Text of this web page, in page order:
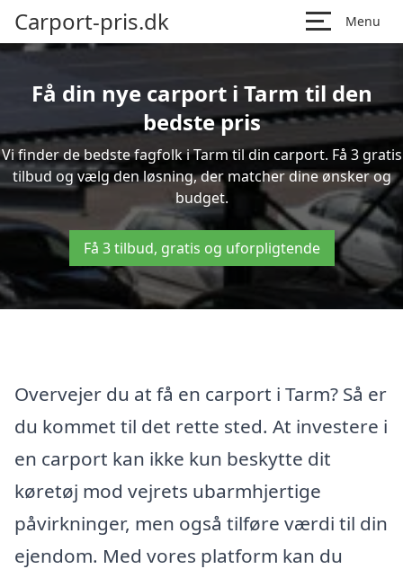
Carport-pris.dk Menu
Få din nye carport i Tarm til den
bedste pris
Vi finder de bedste fagfolk i Tarm til din carport. Få 3 gratis
tilbud og vælg den løsning, der matcher dine ønsker og
budget.
Få 3 tilbud, gratis og uforpligtende
Overvejer du at få en carport i Tarm? Så er
du kommet til det rette sted. At investere i
en carport kan ikke kun beskytte dit
køretøj mod vejrets ubarmhjertige
påvirkninger, men også tilføre værdi til din
ejendom. Med vores platform kan du